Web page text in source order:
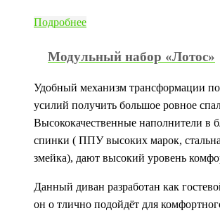
Подробнее
Модульный набор «Лотос»
Удобный механизм трансформации
усилий получить большое ровное
Высококачественные наполнители в
спинки ( ППУ высоких марок,
змейка), дают высокий уровень
Данный диван разработан как
он о тлично подойдёт для